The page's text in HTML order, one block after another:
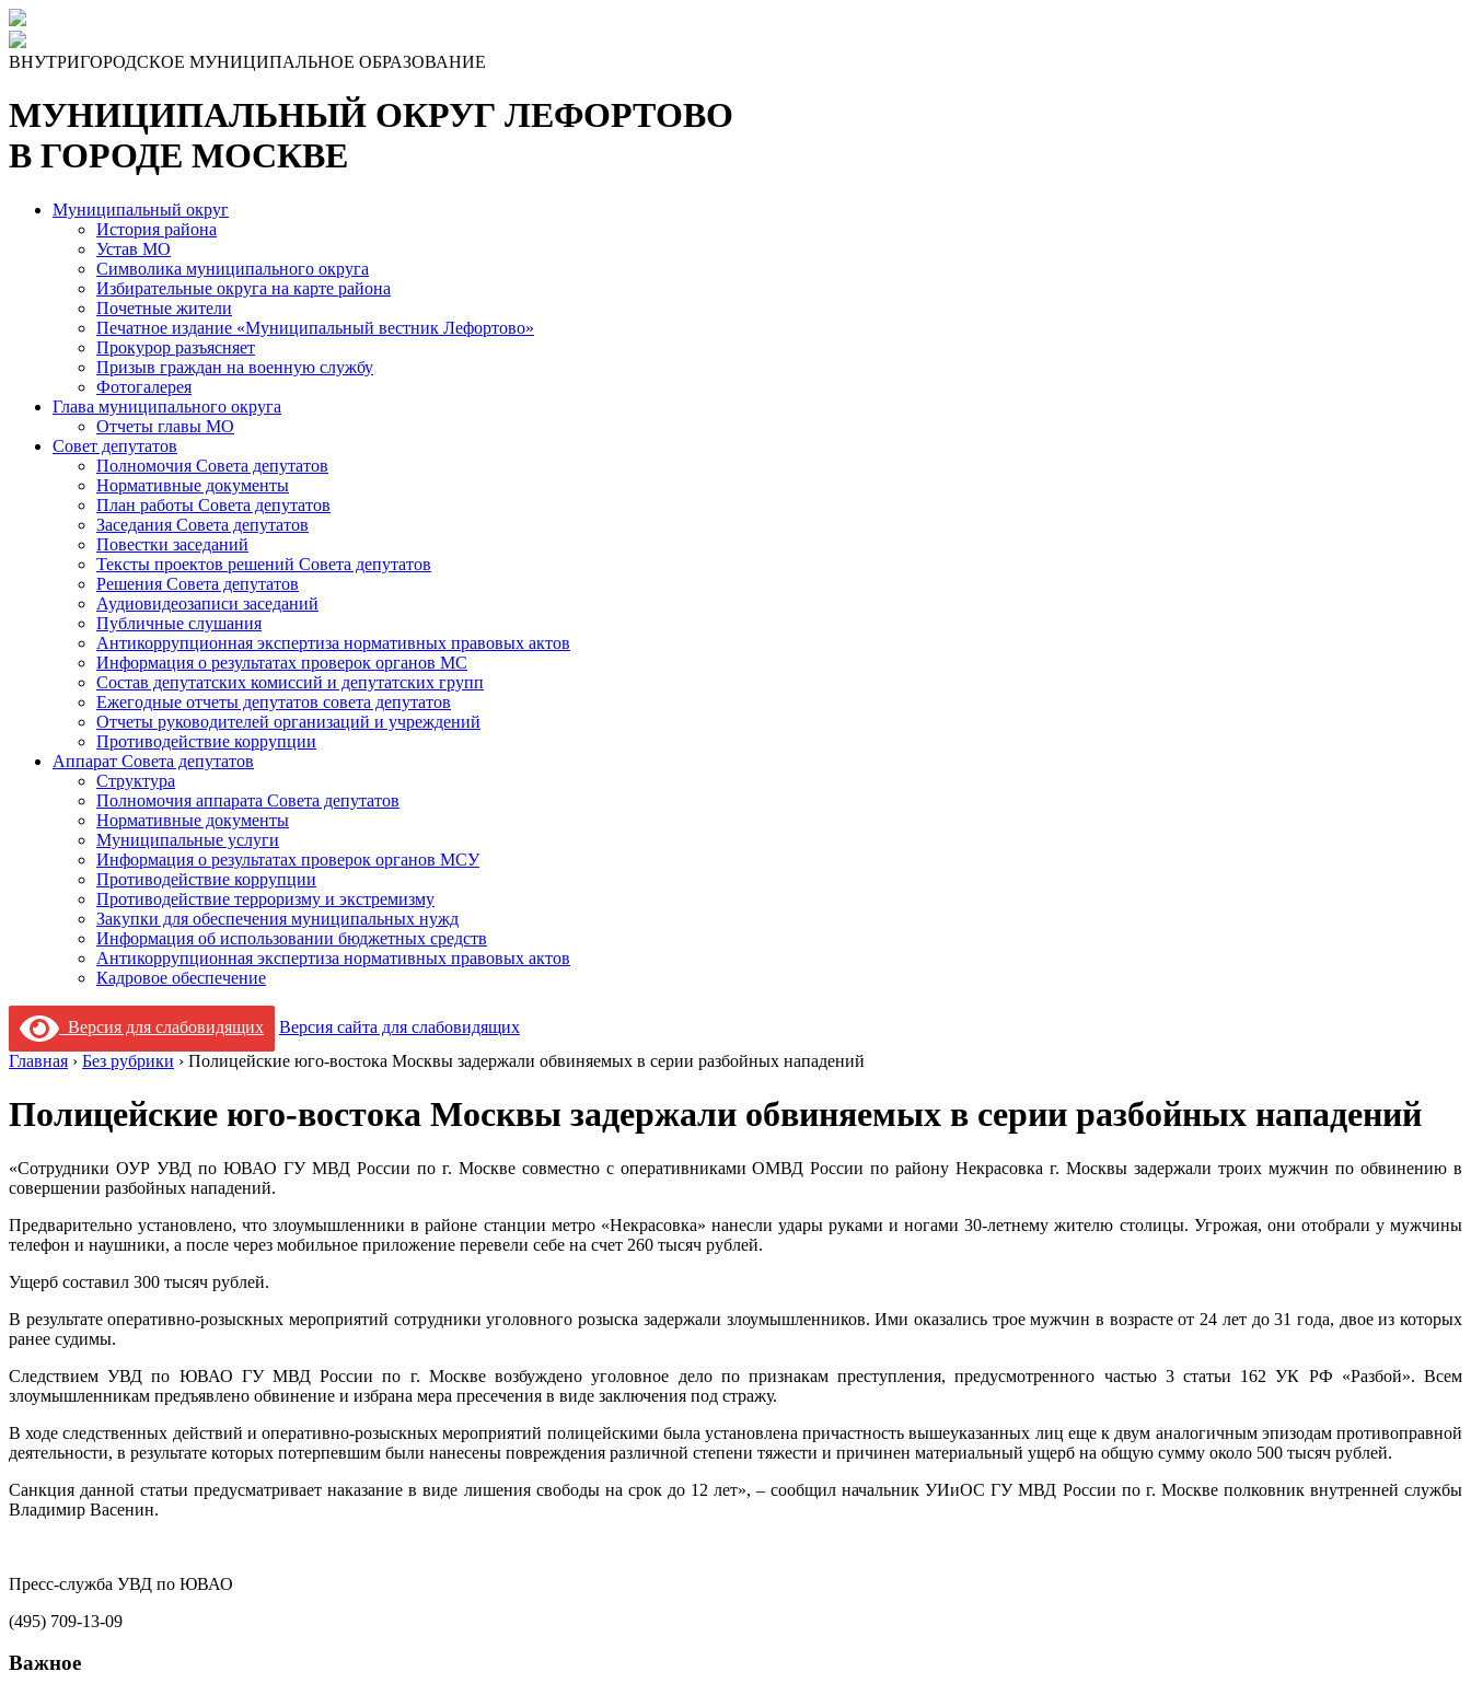
Skip
to
the
ВНУТРИГОРОДСКОЕ МУНИЦИПАЛЬНОЕ ОБРАЗОВАНИЕ
МУНИЦИПАЛЬНЫЙ ОКРУГ ЛЕФОРТОВО
В ГОРОДЕ МОСКВЕ
Муниципальный округ
История района
Устав МО
Символика муниципального округа
Избирательные округа на карте района
Почетные жители
Печатное издание «Муниципальный вестник Лефортово»
Прокурор разъясняет
Призыв граждан на военную службу
Фотогалерея
Глава муниципального округа
Отчеты главы МО
Совет депутатов
Полномочия Совета депутатов
Нормативные документы
План работы Совета депутатов
Заседания Cовета депутатов
Повестки заседаний
Тексты проектов решений Совета депутатов
Решения Совета депутатов
Аудиовидеозаписи заседаний
Публичные слушания
Антикоррупционная экспертиза нормативных правовых актов
Информация о результатах проверок органов МС
Состав депутатских комиссий и депутатских групп
Ежегодные отчеты депутатов совета депутатов
Отчеты руководителей организаций и учреждений
Противодействие коррупции
Аппарат Совета депутатов
Структура
Полномочия аппарата Совета депутатов
Нормативные документы
Муниципальные услуги
Информация о результатах проверок органов МСУ
Противодействие коррупции
Противодействие терроризму и экстремизму
Закупки для обеспечения муниципальных нужд
Информация об использовании бюджетных средств
Антикоррупционная экспертиза нормативных правовых актов
Кадровое обеспечение
Версия для слабовидящих
Версия сайта для слабовидящих
Главная › Без рубрики › Полицейские юго-востока Москвы задержали обвиняемых в серии разбойных нападений
Полицейские юго-востока Москвы задержали обвиняемых в серии разбойных нападений
«Сотрудники ОУР УВД по ЮВАО ГУ МВД России по г. Москве совместно с оперативниками ОМВД России по району Некрасовка г. Москвы задержали троих мужчин по обвинению в
совершении разбойных нападений.
Предварительно установлено, что злоумышленники в районе станции метро «Некрасовка» нанесли удары руками и ногами 30-летнему жителю столицы. Угрожая, они отобрали у мужчины
телефон и наушники, а после через мобильное приложение перевели себе на счет 260 тысяч рублей.
Ущерб составил 300 тысяч рублей.
В результате оперативно-розыскных мероприятий сотрудники уголовного розыска задержали злоумышленников. Ими оказались трое мужчин в возрасте от 24 лет до 31 года, двое из которых
ранее судимы.
Следствием УВД по ЮВАО ГУ МВД России по г. Москве возбуждено уголовное дело по признакам преступления, предусмотренного частью 3 статьи 162 УК РФ «Разбой». Всем
злоумышленникам предъявлено обвинение и избрана мера пресечения в виде заключения под стражу.
В ходе следственных действий и оперативно-розыскных мероприятий полицейскими была установлена причастность вышеуказанных лиц еще к двум аналогичным эпизодам противоправной
деятельности, в результате которых потерпевшим были нанесены повреждения различной степени тяжести и причинен материальный ущерб на общую сумму около 500 тысяч рублей.
Санкция данной статьи предусматривает наказание в виде лишения свободы на срок до 12 лет», – сообщил начальник УИиОС ГУ МВД России по г. Москве полковник внутренней службы
Владимир Васенин.
Пресс-служба УВД по ЮВАО
(495) 709-13-09
Важное